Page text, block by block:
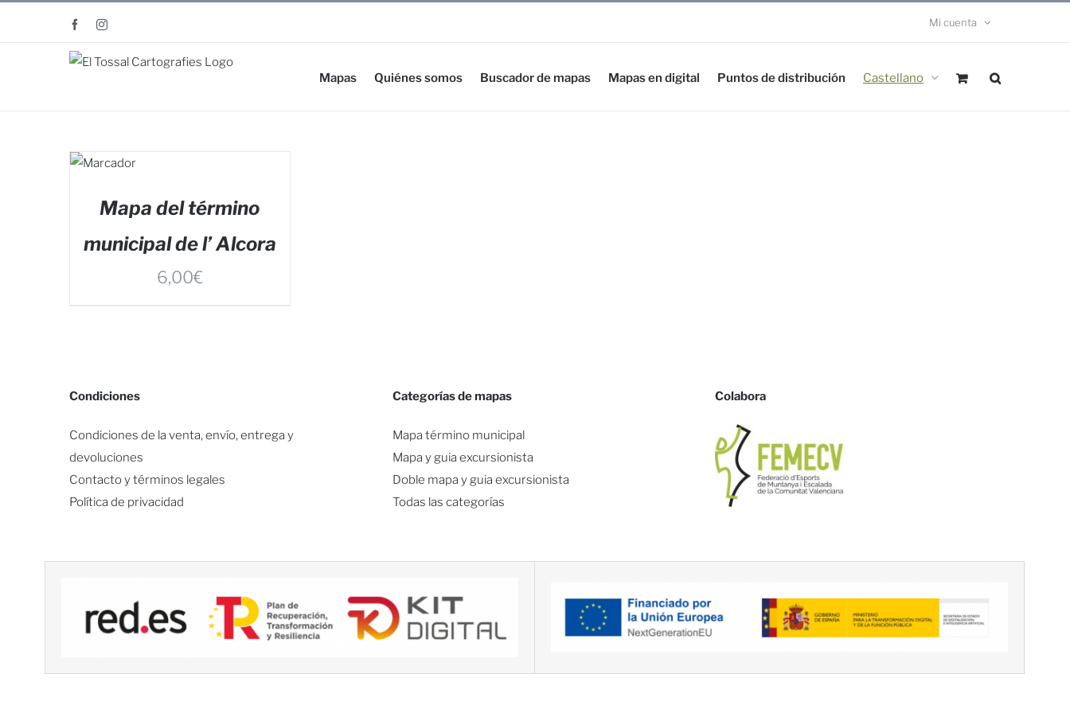
FacebookInstagram Mi cuenta
Mapas Quiénes somos Buscador de mapas Mapas en digital Puntos de distribución Castellano
Mapa del término
municipal de l’ Alcora
6,00€
Condiciones
Condiciones de la venta, envío, entrega y
devoluciones
Contacto y términos legales
Política de privacidad
Categorías de mapas
Mapa término municipal
Mapa y guia excursionista
Doble mapa y guia excursionista
Todas las categorías
Colabora